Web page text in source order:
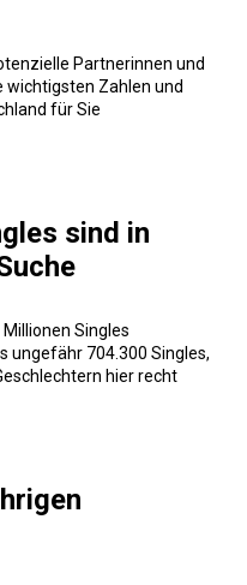
Partnerinnen und
wichtigsten Zahlen und
für Sie
sind in
Singles
ungefähr 704.300 Singles,
hier recht